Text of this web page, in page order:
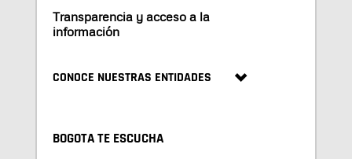
Transparencia y acceso a la
información
CONOCE NUESTRAS ENTIDADES
BOGOTA TE ESCUCHA